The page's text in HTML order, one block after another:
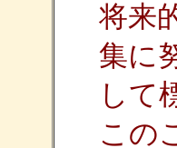
将来
集に
して
この